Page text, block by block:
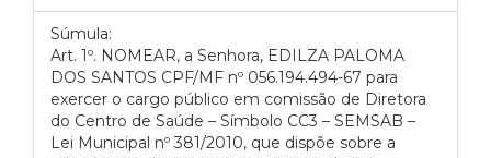
Súmula:
Art. 1º. NOMEAR, a Senhora, EDILZA PALOMA
DOS SANTOS CPF/MF nº 056.194.494-67 para
exercer o cargo público em comissão de Diretora
do Centro de Saúde – Símbolo CC3 – SEMSAB –
Lei Municipal nº 381/2010, que dispõe sobre a